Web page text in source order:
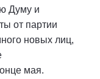
Думу и
от партии
новых лиц,
мая.